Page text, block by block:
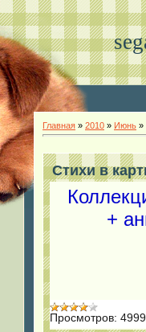
Главная » 2010 » Июнь »
Стихи в
+
Просмотров: 4999